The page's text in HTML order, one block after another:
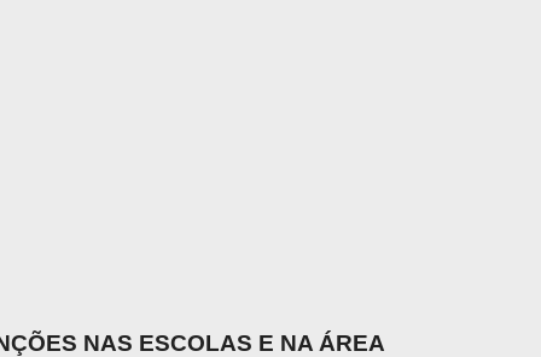
NAS ESCOLAS E NA ÁREA